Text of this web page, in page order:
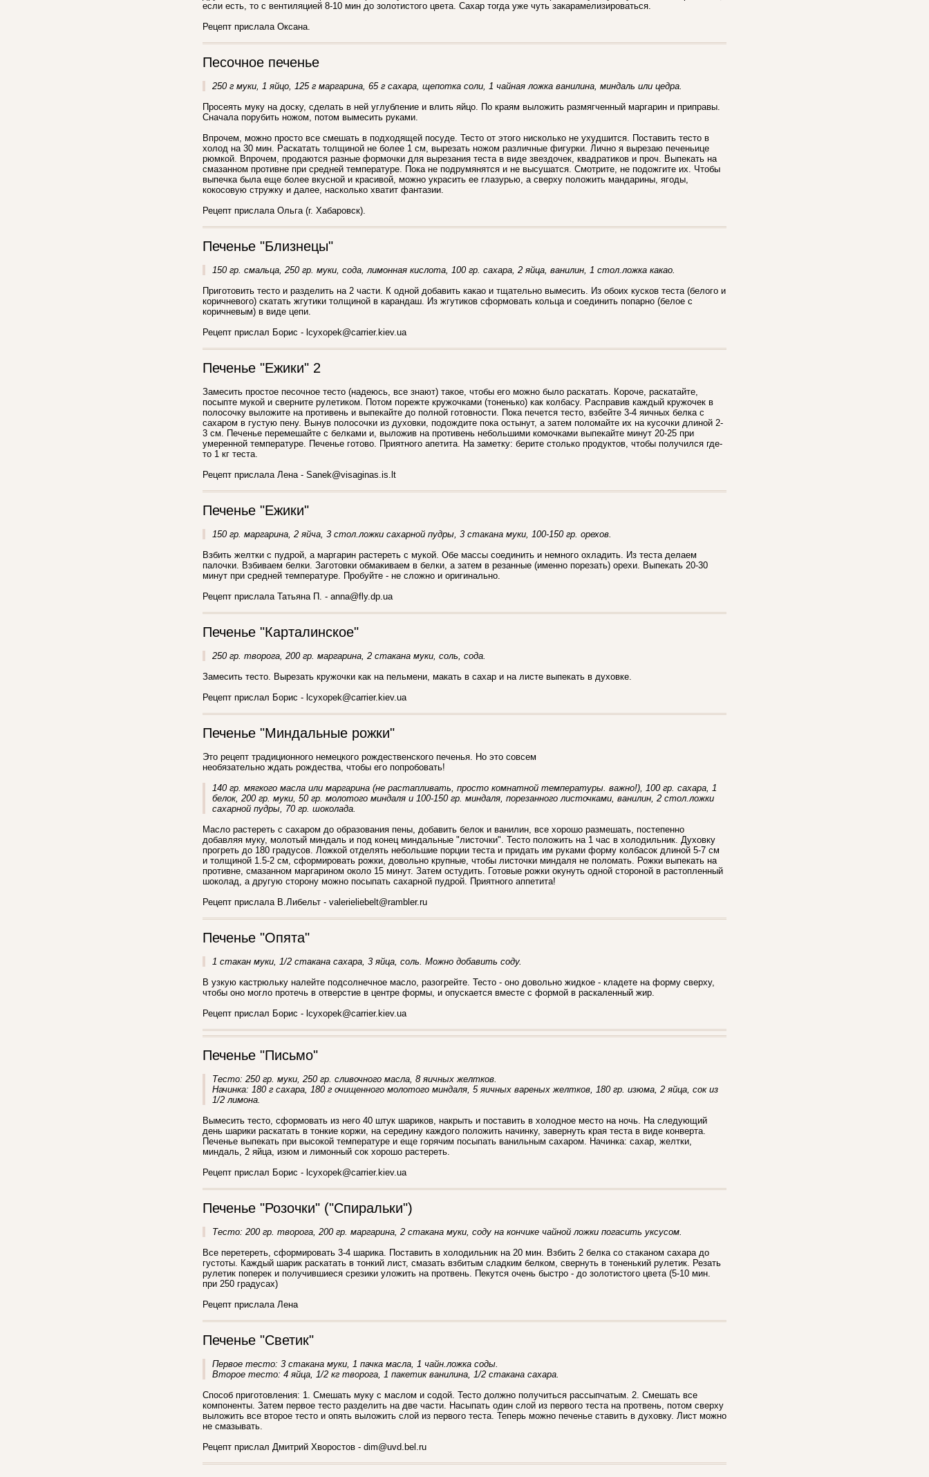
если есть, то с вентиляцией 8-10 мин до золотистого цвета. Сахар тогда уже чуть закарамелизироваться.
Рецепт прислала Оксана.
Песочное печенье
250 г муки, 1 яйцо, 125 г маргарина, 65 г сахара, щепотка соли, 1 чайная ложка ванилина, миндаль или цедра.
Просеять муку на доску, сделать в ней углубление и влить яйцо. По краям выложить размягченный маргарин и приправы.
Сначала порубить ножом, потом вымесить руками.
Впрочем, можно просто все смешать в подходящей посуде. Тесто от этого нисколько не ухудшится. Поставить тесто в
холод на 30 мин. Раскатать толщиной не более 1 см, вырезать ножом различные фигурки. Лично я вырезаю печеньице
рюмкой. Впрочем, продаются разные формочки для вырезания теста в виде звездочек, квадратиков и проч. Выпекать на
смазанном противне при средней температуре. Пока не подрумянятся и не высушатся. Смотрите, не подожгите их. Чтобы
выпечка была еще более вкусной и красивой, можно украсить ее глазурью, а сверху положить мандарины, ягоды,
кокосовую стружку и далее, насколько хватит фантазии.
Рецепт прислала Ольга (г. Хабаровск).
Печенье "Близнецы"
150 гр. смальца, 250 гр. муки, сода, лимонная кислота, 100 гр. сахара, 2 яйца, ванилин, 1 стол.ложка какао.
Приготовить тесто и разделить на 2 части. К одной добавить какао и тщательно вымесить. Из обоих кусков теста (белого и
коричневого) скатать жгутики толщиной в карандаш. Из жгутиков сформовать кольца и соединить попарно (белое с
коричневым) в виде цепи.
Рецепт прислал Борис - lcyxopek@carrier.kiev.ua
Печенье "Ежики" 2
Замесить простое песочное тесто (надеюсь, все знают) такое, чтобы его можно было раскатать. Короче, раскатайте,
посыпте мукой и сверните рулетиком. Потом порежте кружочками (тоненько) как колбасу. Расправив каждый кружочек в
полосочку выложите на противень и выпекайте до полной готовности. Пока печется тесто, взбейте 3-4 яичных белка с
сахаром в густую пену. Вынув полосочки из духовки, подождите пока остынут, а затем поломайте их на кусочки длиной 2-
3 см. Печенье перемешайте с белками и, выложив на противень небольшими комочками выпекайте минут 20-25 при
умеренной температуре. Печенье готово. Приятного апетита. На заметку: берите столько продуктов, чтобы получился где-
то 1 кг теста.
Рецепт прислала Лена - Sanek@visaginas.is.lt
Печенье "Ежики"
150 гр. маргарина, 2 яйча, 3 стол.ложки сахарной пудры, 3 стакана муки, 100-150 гр. орехов.
Взбить желтки с пудрой, а маргарин растереть с мукой. Обе массы соединить и немного охладить. Из теста делаем
палочки. Взбиваем белки. Заготовки обмакиваем в белки, а затем в резанные (именно порезать) орехи. Выпекать 20-30
минут при средней температуре. Пробуйте - не сложно и оригинально.
Рецепт прислала Татьяна П. - anna@fly.dp.ua
Печенье "Карталинское"
250 гр. творога, 200 гр. маргарина, 2 стакана муки, соль, сода.
Замесить тесто. Вырезать кружочки как на пельмени, макать в сахар и на листе выпекать в духовке.
Рецепт прислал Борис - lcyxopek@carrier.kiev.ua
Печенье "Миндальные рожки"
Это рецепт традиционного немецкого рождественского печенья. Но это совсем
необязательно ждать рождества, чтобы его попробовать!
140 гр. мягкого масла или маргарина (не растапливать, просто комнатной температуры. важно!), 100 гр. сахара, 1
белок, 200 гр. муки, 50 гр. молотого миндаля и 100-150 гр. миндаля, порезанного листочками, ванилин, 2 стол.ложки
сахарной пудры, 70 гр. шоколада.
Масло растереть с сахаром до образования пены, добавить белок и ванилин, все хорошо размешать, постепенно
добавляя муку, молотый миндаль и под конец миндальные "листочки". Тесто положить на 1 час в холодильник. Духовку
прогреть до 180 градусов. Ложкой отделять небольшие порции теста и придать им руками форму колбасок длиной 5-7 см
и толщиной 1.5-2 см, сформировать рожки, довольно крупные, чтобы листочки миндаля не поломать. Рожки выпекать на
противне, смазанном маргарином около 15 минут. Затем остудить. Готовые рожки окунуть одной стороной в растопленный
шоколад, а другую сторону можно посыпать сахарной пудрой. Приятного аппетита!
Рецепт прислала В.Либельт - valerieliebelt@rambler.ru
Печенье "Опята"
1 стакан муки, 1/2 стакана сахара, 3 яйца, соль. Можно добавить соду.
В узкую кастрюльку налейте подсолнечное масло, разогрейте. Тесто - оно довольно жидкое - кладете на форму сверху,
чтобы оно могло протечь в отверстие в центре формы, и опускается вместе с формой в раскаленный жир.
Рецепт прислал Борис - lcyxopek@carrier.kiev.ua
Печенье "Письмо"
Тесто: 250 гр. муки, 250 гр. сливочного масла, 8 яичных желтков.
Начинка: 180 г сахара, 180 г очищенного молотого миндаля, 5 яичных вареных желтков, 180 гр. изюма, 2 яйца, сок из
1/2 лимона.
Вымесить тесто, сформовать из него 40 штук шариков, накрыть и поставить в холодное место на ночь. На следующий
день шарики раскатать в тонкие коржи, на середину каждого положить начинку, завернуть края теста в виде конверта.
Печенье выпекать при высокой температуре и еще горячим посыпать ванильным сахаром. Начинка: сахар, желтки,
миндаль, 2 яйца, изюм и лимонный сок хорошо растереть.
Рецепт прислал Борис - lcyxopek@carrier.kiev.ua
Печенье "Розочки" ("Спиральки")
Тесто: 200 гр. творога, 200 гр. маргарина, 2 стакана муки, соду на кончике чайной ложки погасить уксусом.
Все перетереть, сформировать 3-4 шарика. Поставить в холодильник на 20 мин. Взбить 2 белка со стаканом сахара до
густоты. Каждый шарик раскатать в тонкий лист, смазать взбитым сладким белком, свернуть в тоненький рулетик. Резать
рулетик поперек и получившиеся срезики уложить на протвень. Пекутся очень быстро - до золотистого цвета (5-10 мин.
при 250 градусах)
Рецепт прислала Лена
Печенье "Светик"
Первое тесто: 3 стакана муки, 1 пачка масла, 1 чайн.ложка соды.
Второе тесто: 4 яйца, 1/2 кг творога, 1 пакетик ванилина, 1/2 стакана сахара.
Способ приготовления: 1. Смешать муку с маслом и содой. Тесто должно получиться рассыпчатым. 2. Смешать все
компоненты. Затем первое тесто разделить на две части. Насыпать один слой из первого теста на протвень, потом сверху
выложить все второе тесто и опять выложить слой из первого теста. Теперь можно печенье ставить в духовку. Лист можно
не смазывать.
Рецепт прислал Дмитрий Хворостов - dim@uvd.bel.ru